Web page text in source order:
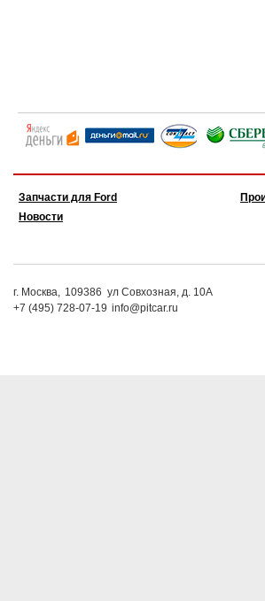
Запчасти для Ford
Новости
г. Москва, 109386 ул Совхозная, д. 10А
+7 (495) 728-07-19 info@pitcar.ru